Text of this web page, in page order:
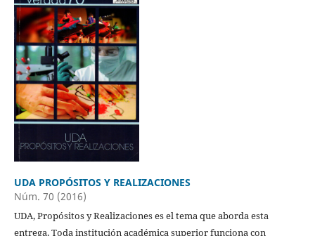
UDA PROPÓSITOS Y REALIZACIONES
Núm. 70 (2016)
UDA, Propósitos y Realizaciones es el tema que aborda esta
entrega. Toda institución académica superior funciona con